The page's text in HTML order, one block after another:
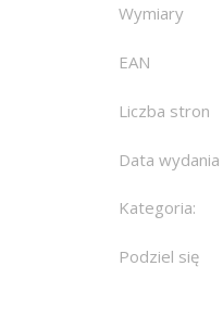
Wymiary
EAN
Liczba stron
Data wydania
Kategoria:
Podziel się